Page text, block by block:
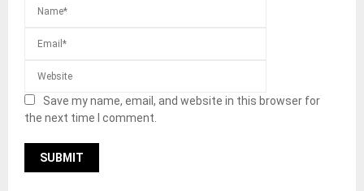
Save my name, email, and website in this browser for
the next time I comment.